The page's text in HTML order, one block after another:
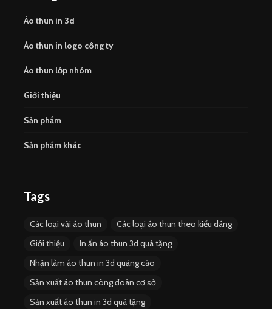
Áo thun in 3d
Áo thun in logo công ty
Áo thun lớp nhóm
Giới thiệu
Sản phẩm
Sản phẩm khác
Tags
Các loại vải áo thun
Các loại áo thun theo kiểu dáng
Giới thiệu
In ấn áo thun 3d quà tặng
Nhận làm áo thun in 3d quảng cáo
Sản xuất áo thun công đoàn cơ sở
Sản xuất áo thun in 3d quà tặng